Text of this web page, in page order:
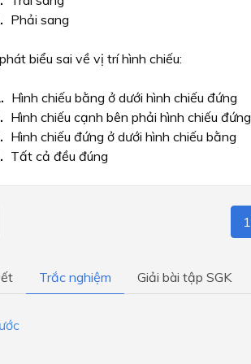
Phải sang
biểu sai về vị trí hình chiếu:
Hình chiếu bằng ở dưới hình chiếu đứng
Hình chiếu cạnh bên phải hình chiếu đứng
Hình chiếu đứng ở dưới hình chiếu bằng
Tất cả đều đúng
1
Trắc nghiệm Giải bài tập SGK